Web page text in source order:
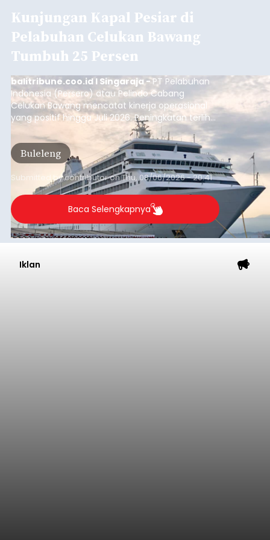
Kunjungan Kapal Pesiar di
Pelabuhan Celukan Bawang
Tumbuh 25 Persen
balitribune.coo.id I Singaraja -PT Pelabuhan
Indonesia (Persero) atau Pelindo Cabang
Celukan Bawang mencatat kinerja operasional
yang positif hingga Juli 2026. Peningkatan terlihat
dari arus kapal yang mencapai 1,48 juta Gross
Tonnage (GT), atau tumbuh 12,4 persen
dibandingkan periode yang sama tahun lalu
yang tercatat sebesar 1,32 juta GT.
Buleleng
Submitted bycontributoronThu, 08/06/2026 - 20:41
Baca Selengkapnya
Iklan